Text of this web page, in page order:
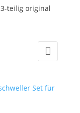
teilig original